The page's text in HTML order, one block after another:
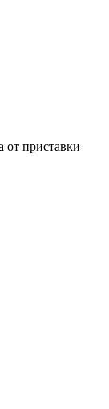
приставки